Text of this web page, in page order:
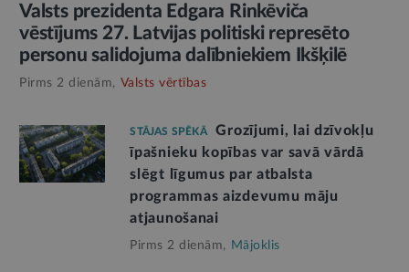
Valsts prezidenta Edgara Rinkēviča
vēstījums 27. Latvijas politiski represēto
personu salidojuma dalībniekiem Ikšķilē
Pirms 2 dienām, Valsts vērtības
STĀJAS SPĒKĀ
Grozījumi, lai dzīvokļu
īpašnieku kopības var savā vārdā
slēgt līgumus par atbalsta
programmas aizdevumu māju
atjaunošanai
Pirms 2 dienām, Mājoklis